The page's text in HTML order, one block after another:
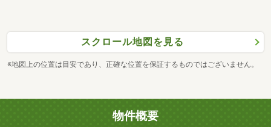
スクロール地図を見る
※地図上の位置は目安であり、正確な位置を保証するものではございません。
物件概要